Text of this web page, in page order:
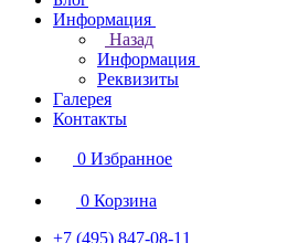
Информация
Назад
Информация
Реквизиты
Галерея
Контакты
0 Избранное
0 Корзина
+7 (495) 847-08-11